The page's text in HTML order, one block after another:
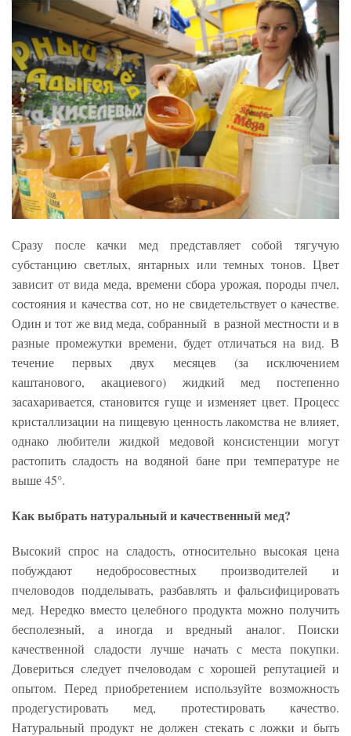
Сразу после качки мед представляет собой тягучую
субстанцию светлых, янтарных или темных тонов. Цвет
зависит от вида меда, времени сбора урожая, породы пчел,
состояния и качества сот, но не свидетельствует о качестве.
Один и тот же вид меда, собранный в разной местности и в
разные промежутки времени, будет отличаться на вид. В
течение первых двух месяцев (за исключением
каштанового, акациевого) жидкий мед постепенно
засахаривается, становится гуще и изменяет цвет. Процесс
кристаллизации на пищевую ценность лакомства не влияет,
однако любители жидкой медовой консистенции могут
растопить сладость на водяной бане при температуре не
выше 45°.
Как выбрать натуральный и качественный мед?
Высокий спрос на сладость, относительно высокая цена
побуждают недобросовестных производителей и
пчеловодов подделывать, разбавлять и фальсифицировать
мед. Нередко вместо целебного продукта можно получить
бесполезный, а иногда и вредный аналог. Поиски
качественной сладости лучше начать с места покупки.
Довериться следует пчеловодам с хорошей репутацией и
опытом. Перед приобретением используйте возможность
продегустировать мед, протестировать качество.
Натуральный продукт не должен стекать с ложки и быть